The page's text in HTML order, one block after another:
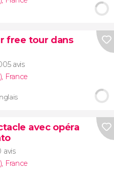
free tour dans
avis
, France
avec opéra
avis
, France